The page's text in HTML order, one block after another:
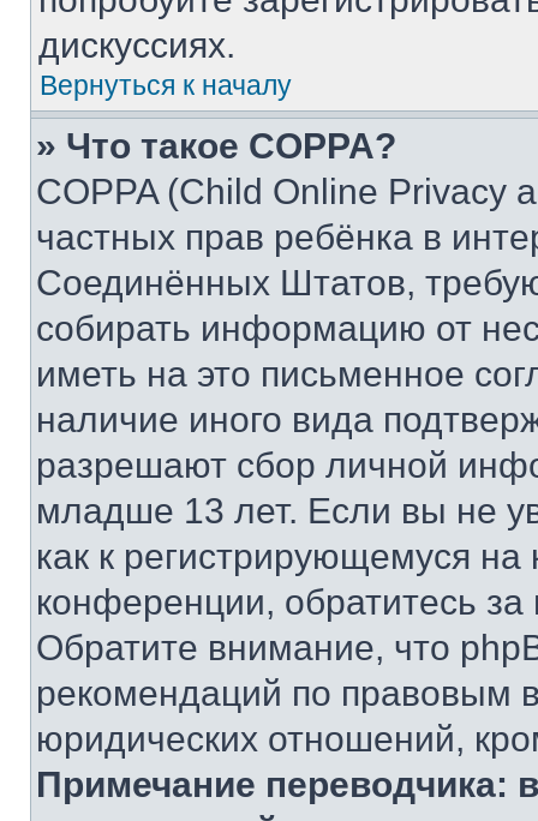
дискуссиях.
Вернуться к началу
» Что такое COPPA?
COPPA (Child Online Privacy
частных прав ребёнка в
Соединённых Штатов,
собирать информацию от
иметь на это письменное
наличие иного вида
разрешают сбор личной
младше 13 лет. Если вы не
как к регистрирующемуся
конференции, обратитесь
Обратите внимание, что
рекомендаций по правовым
юридических отношений,
Примечание переводчика: